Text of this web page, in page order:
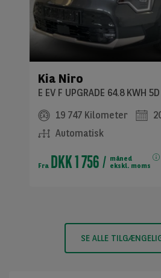
Kia Niro
E EV F UPGRADE 64.8 KWH 5D
19 747 Kilometer
Automatisk
FraDKK 1 756
måned
ekskl. moms
SE ALLE